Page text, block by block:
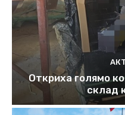
Откриха голямо
склад